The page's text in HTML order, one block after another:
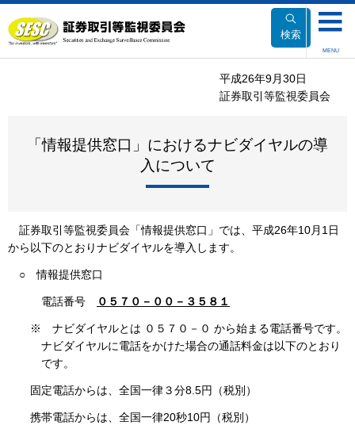
文
へ
検索
MENU
平成26年9月30日
証券取引等監視委員会
「情報提供窓口」におけるナビダイヤルの導
入について
証券取引等監視委員会「情報提供窓口」では、平成26年10月1日
から以下のとおりナビダイヤルを導入します。
○ 情報提供窓口
電話番号 ０５７０－００－３５８１
※
ナビダイヤルとは ０５７０－０ から始まる電話番号です。
ナビダイヤルに電話をかけた場合の通話料金は以下のとおり
です。
固定電話からは、全国一律３分8.5円（税別）
携帯電話からは、全国一律20秒10円（税別）